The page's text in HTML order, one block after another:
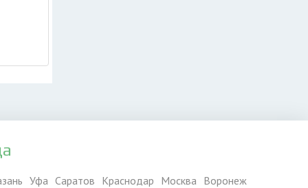
Уфа Саратов Краснодар Москва Воронеж